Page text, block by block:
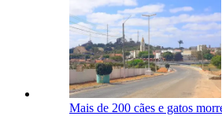
Mais de 200 cães e gatos